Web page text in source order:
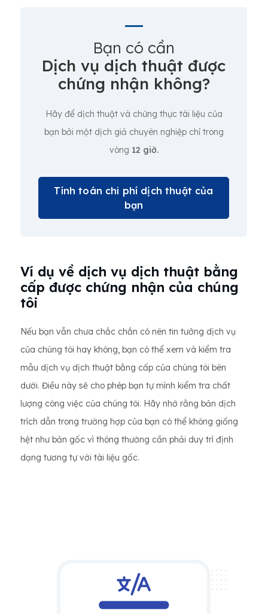
Bạn có cần
Dịch vụ dịch thuật được
chứng nhận không?
Hãy để dịch thuật và chứng thực tài liệu của
bạn bởi một dịch giả chuyên nghiệp chỉ trong
vòng 12 giờ.
Tính toán chi phí dịch thuật của
bạn
Ví dụ về dịch vụ dịch thuật bằng
cấp được chứng nhận của chúng
tôi
Nếu bạn vẫn chưa chắc chắn có nên tin tưởng dịch vụ
của chúng tôi hay không, bạn có thể xem và kiểm tra
mẫu dịch vụ dịch thuật bằng cấp của chúng tôi bên
dưới. Điều này sẽ cho phép bạn tự mình kiểm tra chất
lượng công việc của chúng tôi. Hãy nhớ rằng bản dịch
trích dẫn trong trường hợp của bạn có thể không giống
hệt như bản gốc vì thông thường cần phải duy trì định
dạng tương tự với tài liệu gốc.